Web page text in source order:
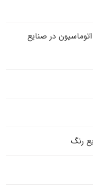
در صنایع
رنگ